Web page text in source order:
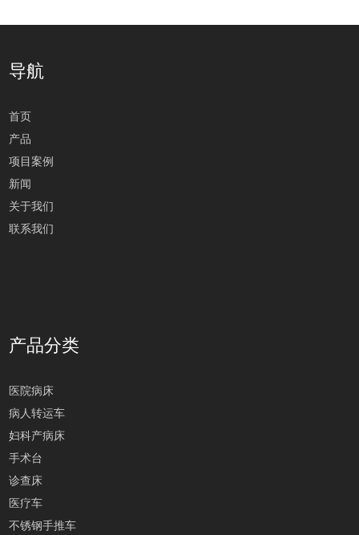
导航
首页
产品
项目案例
新闻
关于我们
联系我们
产品分类
医院病床
病人转运车
妇科产病床
手术台
诊查床
医疗车
不锈钢手推车